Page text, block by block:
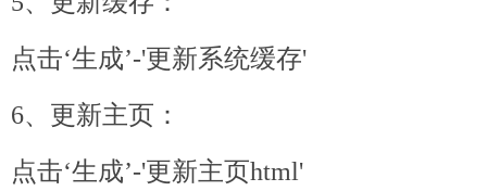
点击‘生成’-'更新系统缓存'
6、更新主页：
点击‘生成’-'更新主页html'